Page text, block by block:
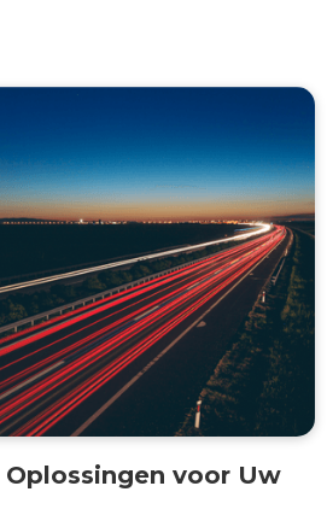
voor Uw